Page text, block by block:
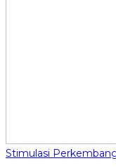
Stimulasi